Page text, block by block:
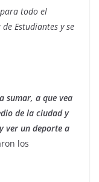
todo el
Estudiantes y se
sumar, a que vea
de la ciudad y
ver un deporte a
los